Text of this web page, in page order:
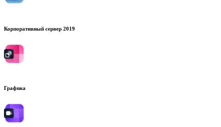
Корпоративный сервер 2019
Графика